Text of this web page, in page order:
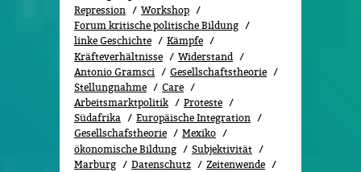
Repression
Workshop
Forum kritische politische Bildung
linke Geschichte
Kämpfe
Kräfteverhältnisse
Widerstand
Antonio Gramsci
Gesellschaftstheorie
Stellungnahme
Care
Arbeitsmarktpolitik
Proteste
Südafrika
Europäische Integration
Gesellschafstheorie
Mexiko
ökonomische Bildung
Subjektivität
Marburg
Datenschutz
Zeitenwende